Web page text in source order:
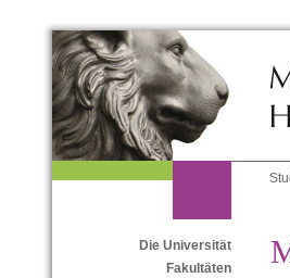
Die Universität
Fakultäten